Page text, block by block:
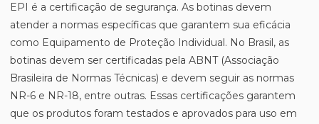
EPI é a certificação de segurança. As botinas devem
atender a normas específicas que garantem sua eficácia
como Equipamento de Proteção Individual. No Brasil, as
botinas devem ser certificadas pela ABNT (Associação
Brasileira de Normas Técnicas) e devem seguir as normas
NR-6 e NR-18, entre outras. Essas certificações garantem
que os produtos foram testados e aprovados para uso em